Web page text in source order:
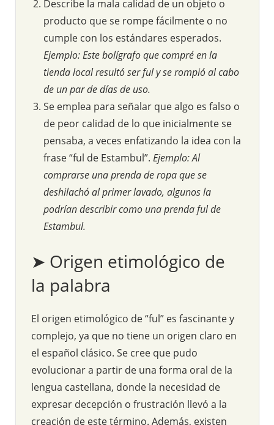
Describe la mala calidad de un objeto o
producto que se rompe fácilmente o no
cumple con los estándares esperados.
Ejemplo: Este bolígrafo que compré en la
tienda local resultó ser ful y se rompió al cabo
de un par de días de uso.
Se emplea para señalar que algo es falso o
de peor calidad de lo que inicialmente se
pensaba, a veces enfatizando la idea con la
frase “ful de Estambul”. Ejemplo: Al
comprarse una prenda de ropa que se
deshilachó al primer lavado, algunos la
podrían describir como una prenda ful de
Estambul.
➤ Origen etimológico de
la palabra
El origen etimológico de “ful” es fascinante y
complejo, ya que no tiene un origen claro en
el español clásico. Se cree que pudo
evolucionar a partir de una forma oral de la
lengua castellana, donde la necesidad de
expresar decepción o frustración llevó a la
creación de este término. Además, existen